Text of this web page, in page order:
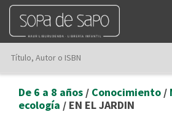
De 6 a 8 años / Conocimiento /
ecología / EN EL JARDIN